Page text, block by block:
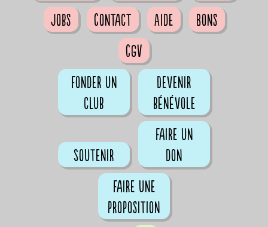
Jobs
Contact Aide
Bons
CGV
Fonder un
club
Devenir
bénévole
Soutenir
Faire un
don
Faire une
proposition